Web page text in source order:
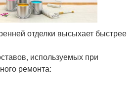
отделки высыхает быстрее
используемых при
ремонта: